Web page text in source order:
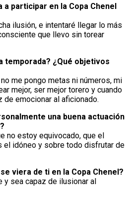
participar en la Copa Chenel
ilusión, e intentaré llegar lo más
que llevo sin torear
temporada? ¿Qué objetivos
me pongo metas ni números, mi
mejor, ser mejor torero y cuando
de emocionar al aficionado.
una buena actuación
no estoy equivocado, que el
el idóneo y sobre todo disfrutar de
viera de ti en la Copa Chenel?
y sea capaz de ilusionar al